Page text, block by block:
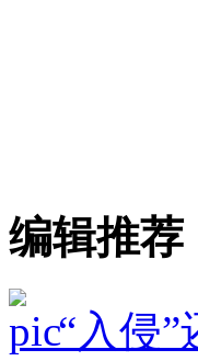
编辑推荐
“入侵